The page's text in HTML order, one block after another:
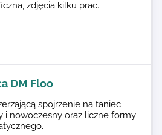
zdjęcia kilku prac.
DM Floo
spojrzenie na taniec
i nowoczesny oraz liczne formy